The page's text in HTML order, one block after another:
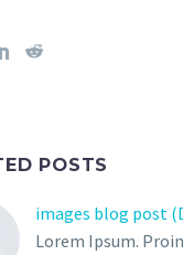
POSTS
images blog post
Lorem Ipsum. Proin